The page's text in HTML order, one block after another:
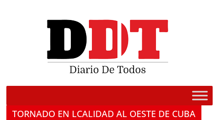
TORNADO EN LCALIDAD AL OESTE DE CUBA